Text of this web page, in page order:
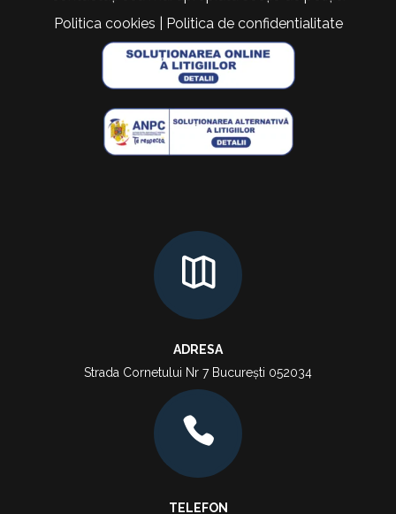
Politica cookies
Politica de confidentialitate
ADRESA
Strada Cornetului Nr 7 București 052034
TELEFON